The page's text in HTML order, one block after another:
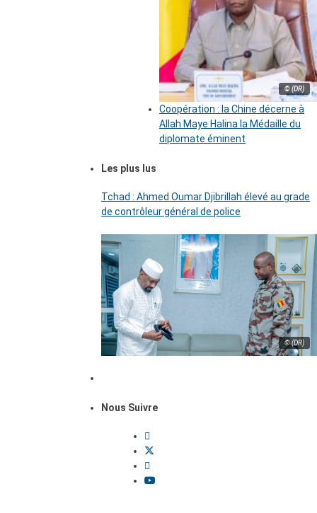
© (DR)
Coopération : la Chine décerne à
Allah Maye Halina la Médaille du
diplomate éminent
Les plus lus
Tchad : Ahmed Oumar Djibrillah élevé au grade
de contrôleur général de police
© (DR)
Nous Suivre